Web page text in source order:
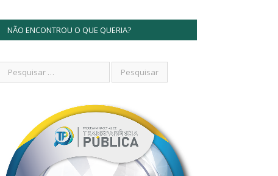
NÃO ENCONTROU O QUE QUERIA?